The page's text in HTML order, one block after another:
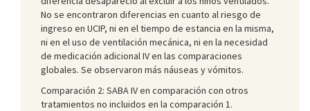
No se encontraron diferencias en cuanto al riesgo de
ingreso en UCIP, ni en el tiempo de estancia en la misma,
ni en el uso de ventilación mecánica, ni en la necesidad
de medicación adicional IV en las comparaciones
globales. Se observaron más náuseas y vómitos.
Comparación 2: SABA IV en comparación con otros
tratamientos no incluidos en la comparación 1.